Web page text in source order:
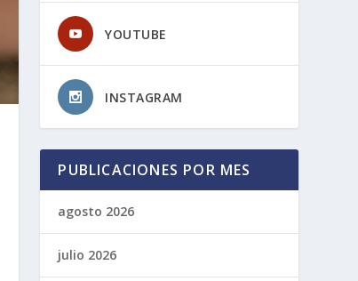
YOUTUBE
INSTAGRAM
PUBLICACIONES POR MES
agosto 2026
julio 2026